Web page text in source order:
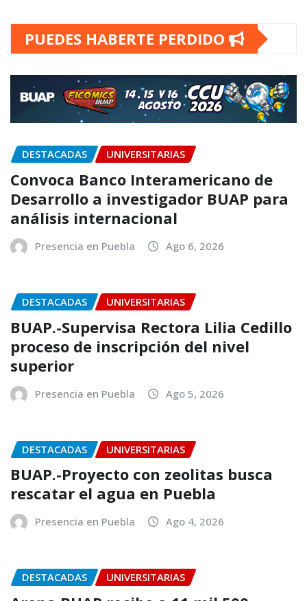
PUEDES HABERTE PERDIDO
DESTACADAS UNIVERSITARIAS
Convoca Banco Interamericano de
Desarrollo a investigador BUAP para
análisis internacional
Presencia en Puebla Ago 6, 2026
DESTACADAS UNIVERSITARIAS
BUAP.-Supervisa Rectora Lilia Cedillo
proceso de inscripción del nivel
superior
Presencia en Puebla Ago 5, 2026
DESTACADAS UNIVERSITARIAS
BUAP.-Proyecto con zeolitas busca
rescatar el agua en Puebla
Presencia en Puebla Ago 4, 2026
DESTACADAS UNIVERSITARIAS